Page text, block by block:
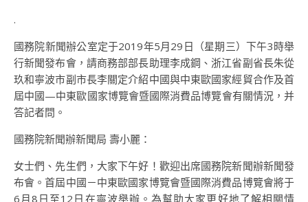
.
國務院新聞辦公室定于2019年5月29日（星期三）下午3時舉
行新聞發布會，請商務部部長助理李成鋼、浙江省副省長朱從
玖和寧波市副市長李關定介紹中國與中東歐國家經貿合作及首
屆中國—中東歐國家博覽會暨國際消費品博覽會有關情況，并
答記者問。
國務院新聞辦新聞局 壽小麗：
女士們、先生們，大家下午好！歡迎出席國務院新聞辦新聞發
布會。首屆中國－中東歐國家博覽會暨國際消費品博覽會將于
6月8日至12日在寧波舉辦。為幫助大家更好地了解相關情